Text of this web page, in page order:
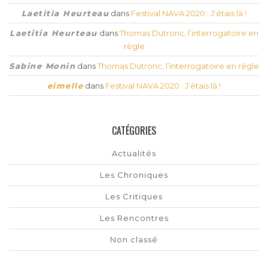
Laetitia Heurteau dans Festival NAVA 2020 : J’étais là !
Laetitia Heurteau dansThomas Dutronc, l’interrogatoire en
règle
Sabine Monin dansThomas Dutronc, l’interrogatoire en règle
eimelle dans Festival NAVA 2020 : J’étais là !
CATÉGORIES
Actualités
Les Chroniques
Les Critiques
Les Rencontres
Non classé